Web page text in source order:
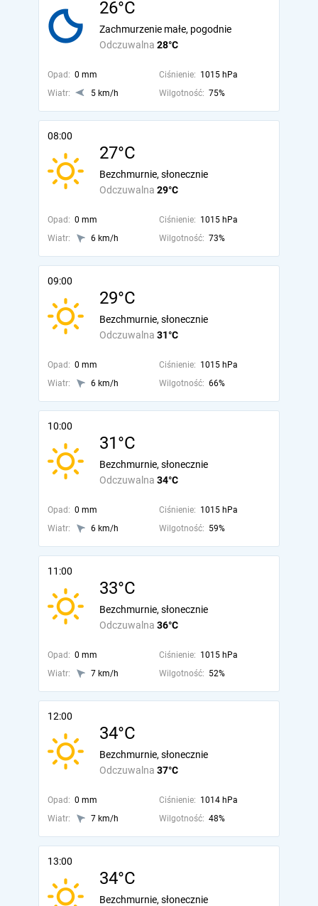
26°C
Odczuwalna 28°C
Zachmurzenie małe, pogodnie
Opad: 0 mm Ciśnienie: 1015 hPa
Wiatr:
5 km/h Wilgotność: 75%
08:00
27°C
Odczuwalna 29°C
Bezchmurnie, słonecznie
Opad: 0 mm Ciśnienie: 1015 hPa
Wiatr:
6 km/h Wilgotność: 73%
09:00
29°C
Odczuwalna 31°C
Bezchmurnie, słonecznie
Opad: 0 mm Ciśnienie: 1015 hPa
Wiatr:
6 km/h Wilgotność: 66%
10:00
31°C
Odczuwalna 34°C
Bezchmurnie, słonecznie
Opad: 0 mm Ciśnienie: 1015 hPa
Wiatr:
6 km/h Wilgotność: 59%
11:00
33°C
Odczuwalna 36°C
Bezchmurnie, słonecznie
Opad: 0 mm Ciśnienie: 1015 hPa
Wiatr:
7 km/h Wilgotność: 52%
12:00
34°C
Odczuwalna 37°C
Bezchmurnie, słonecznie
Opad: 0 mm Ciśnienie: 1014 hPa
Wiatr:
7 km/h Wilgotność: 48%
13:00
34°C
Bezchmurnie, słonecznie